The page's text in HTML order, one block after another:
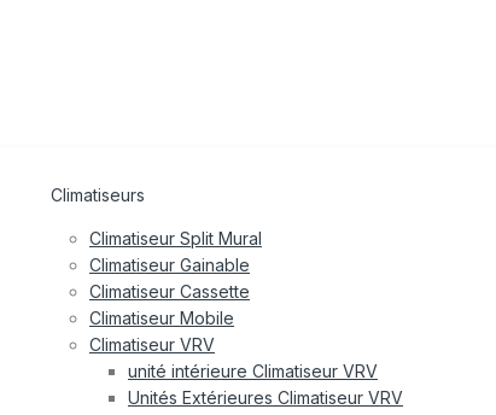
Climatiseurs
Climatiseur Split Mural
Climatiseur Gainable
Climatiseur Cassette
Climatiseur Mobile
Climatiseur VRV
unité intérieure Climatiseur VRV
Unités Extérieures Climatiseur VRV